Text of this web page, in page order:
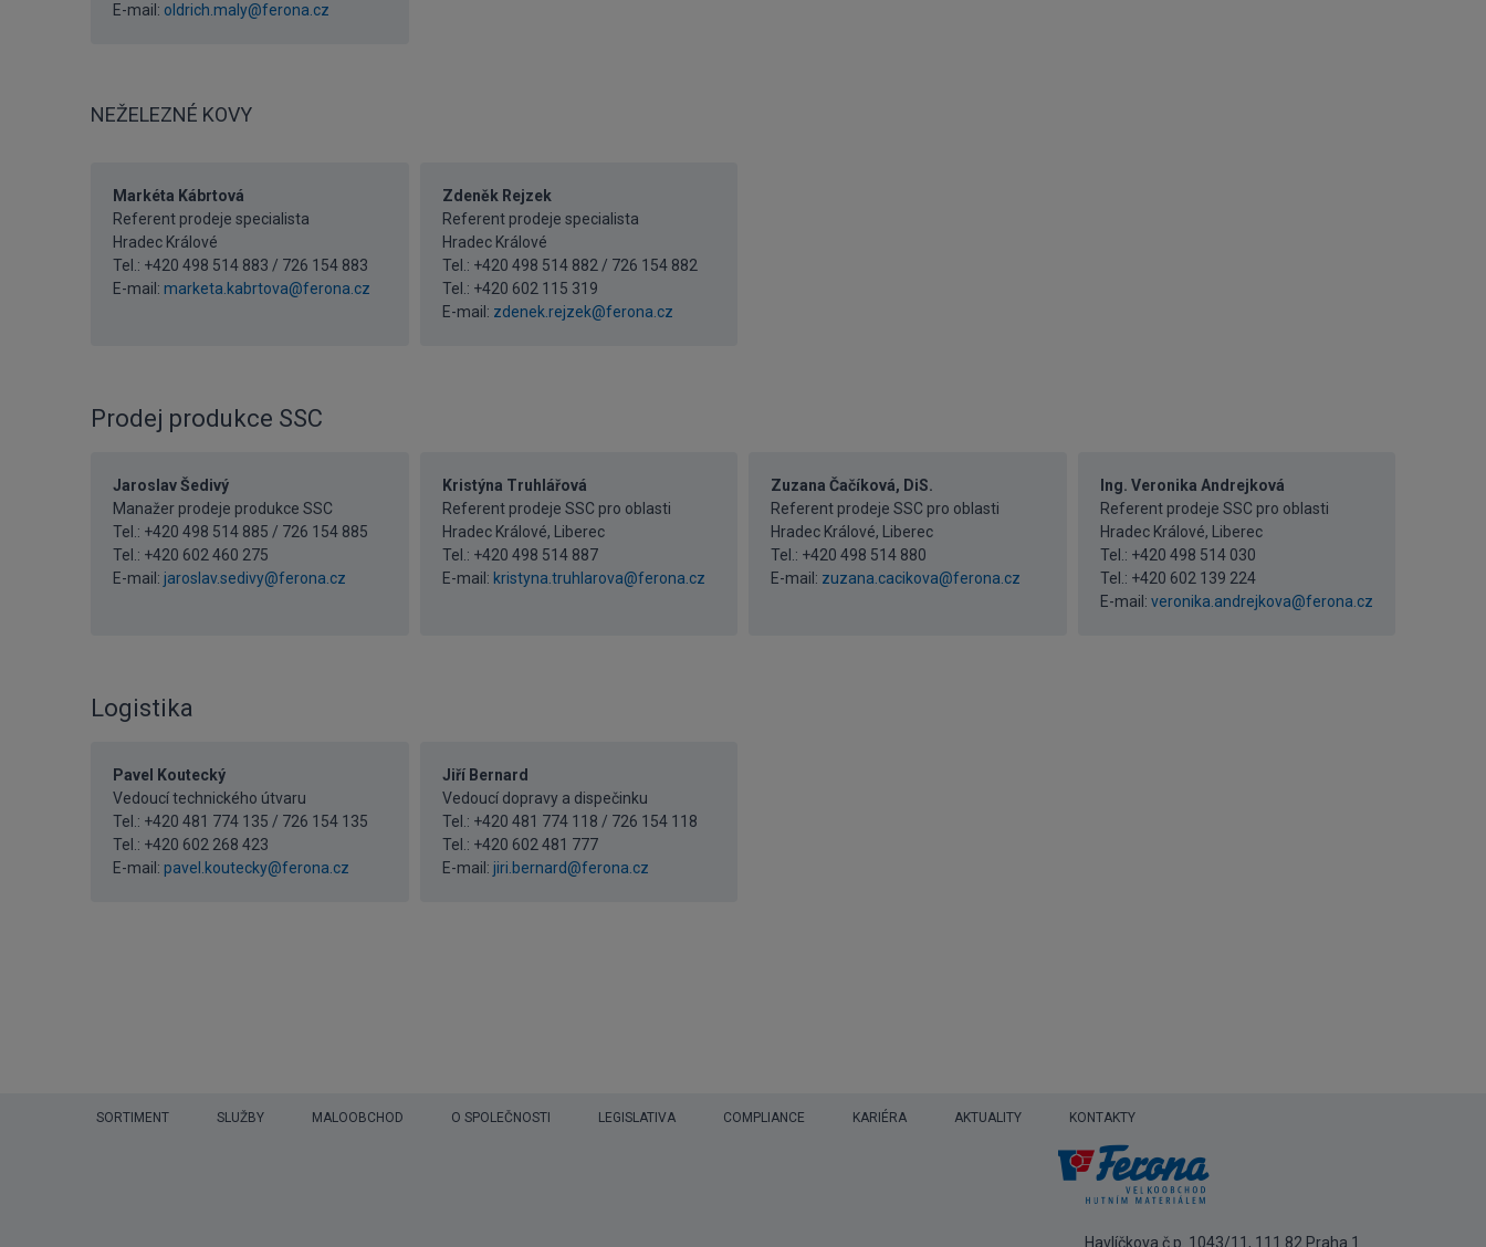
E-mail: oldrich.maly@ferona.cz
NEŽELEZNÉ KOVY
Markéta Kábrtová
Referent prodeje specialista
Hradec Králové
Tel.: +420 498 514 883 / 726 154 883
E-mail: marketa.kabrtova@ferona.cz
Zdeněk Rejzek
Referent prodeje specialista
Hradec Králové
Tel.: +420 498 514 882 / 726 154 882
Tel.: +420 602 115 319
E-mail: zdenek.rejzek@ferona.cz
Prodej produkce SSC
Jaroslav Šedivý
Manažer prodeje produkce SSC
Tel.: +420 498 514 885 / 726 154 885
Tel.: +420 602 460 275
E-mail: jaroslav.sedivy@ferona.cz
Kristýna Truhlářová
Referent prodeje SSC pro oblasti
Hradec Králové, Liberec
Tel.: +420 498 514 887
E-mail: kristyna.truhlarova@ferona.cz
Zuzana Čačíková, DiS.
Referent prodeje SSC pro oblasti
Hradec Králové, Liberec
Tel.: +420 498 514 880
E-mail: zuzana.cacikova@ferona.cz
Ing. Veronika Andrejková
Referent prodeje SSC pro oblasti
Hradec Králové, Liberec
Tel.: +420 498 514 030
Tel.: +420 602 139 224
E-mail: veronika.andrejkova@ferona.cz
Logistika
Pavel Koutecký
Vedoucí technického útvaru
Tel.: +420 481 774 135 / 726 154 135
Tel.: +420 602 268 423
E-mail: pavel.koutecky@ferona.cz
Jiří Bernard
Vedoucí dopravy a dispečinku
Tel.: +420 481 774 118 / 726 154 118
Tel.: +420 602 481 777
E-mail: jiri.bernard@ferona.cz
SORTIMENT SLUŽBY MALOOBCHOD O SPOLEČNOSTI LEGISLATIVA COMPLIANCE KARIÉRA AKTUALITY KONTAKTY
Havlíčkova č.p. 1043/11, 111 82 Praha 1